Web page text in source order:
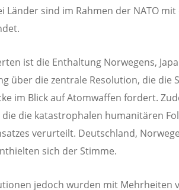
Länder sind im Rahmen der NATO
ist die Enthaltung Norwegens,
über die zentrale Resolution, die die
im Blick auf Atomwaffen fordert.
die katastrophalen humanitären
verurteilt. Deutschland,
sich der Stimme.
jedoch wurden mit Mehrheiten